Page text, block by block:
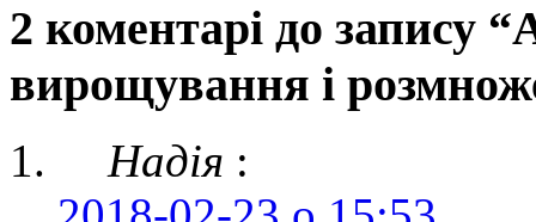
2 коментарі до запису
вирощування і
Надія :